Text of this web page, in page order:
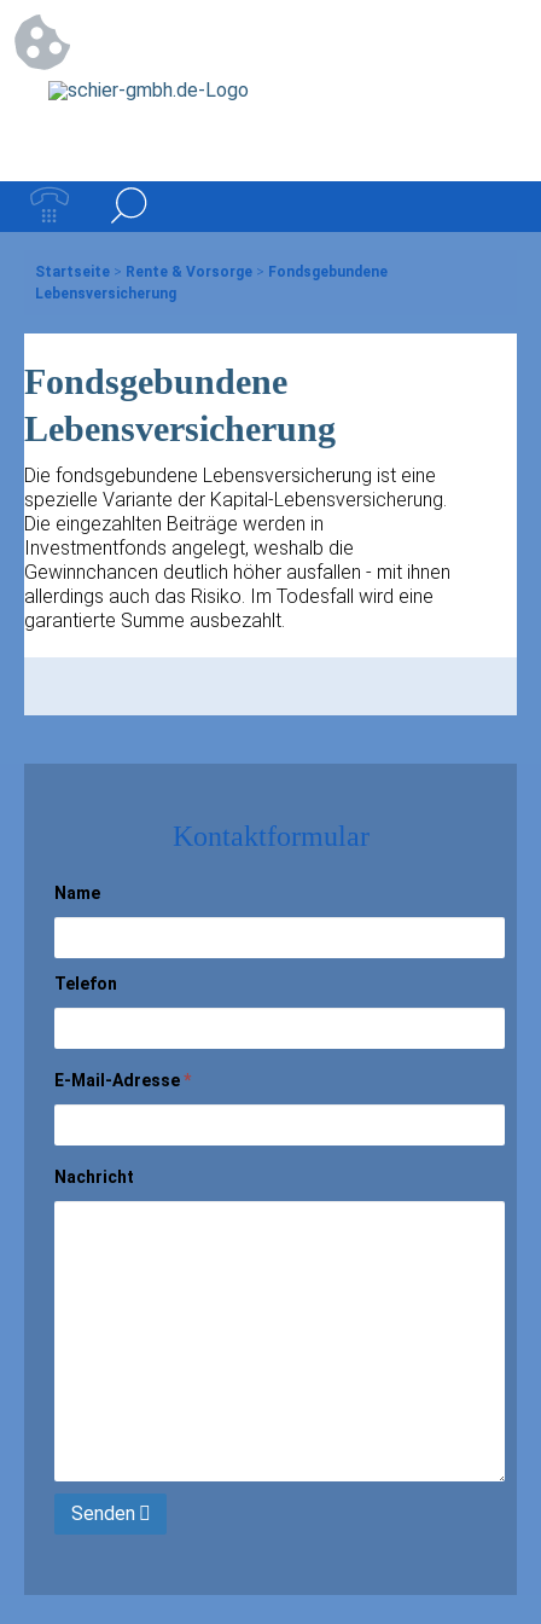
Startseite > Rente & Vorsorge > Fondsgebundene
Lebensversicherung
Fondsgebundene
Lebensversicherung
Die fondsgebundene Lebensversicherung ist eine
spezielle Variante der Kapital-Lebensversicherung.
Die eingezahlten Beiträge werden in
Investmentfonds angelegt, weshalb die
Gewinnchancen deutlich höher ausfallen - mit ihnen
allerdings auch das Risiko. Im Todesfall wird eine
garantierte Summe ausbezahlt.
Kontaktformular
Name
Telefon
E-Mail-Adresse*
Nachricht
Senden